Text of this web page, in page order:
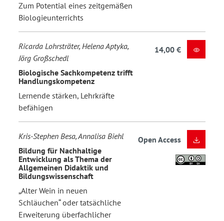
Zum Potential eines zeitgemäßen
Biologieunterrichts
Ricarda Lohrsträter, Helena Aptyka,
Jörg Großschedl
Biologische Sachkompetenz trifft
Handlungskompetenz
Lernende stärken, Lehrkräfte
befähigen
14,00 €
Kris-Stephen Besa, Annalisa Biehl
Bildung für Nachhaltige
Entwicklung als Thema der
Allgemeinen Didaktik und
Bildungswissenschaft
„Alter Wein in neuen
Schläuchen“ oder tatsächliche
Erweiterung überfachlicher
Open Access